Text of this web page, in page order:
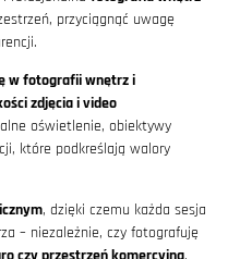
przyciągnąć uwagę
w fotografii wnętrz i
zdjęcia i video
oświetlenie, obiektywy
które podkreślają walory
, dzięki czemu każda sesja
– niezależnie, czy fotografuję